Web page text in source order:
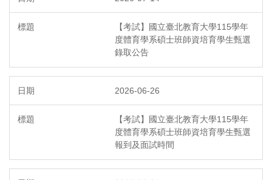
【考試】國立臺北教育大學115學年
度體育學系碩士班師資培育學生甄選
錄取公告
2026-06-26
【考試】國立臺北教育大學115學年
度體育學系碩士班師資培育學生甄選
報到及面試時間